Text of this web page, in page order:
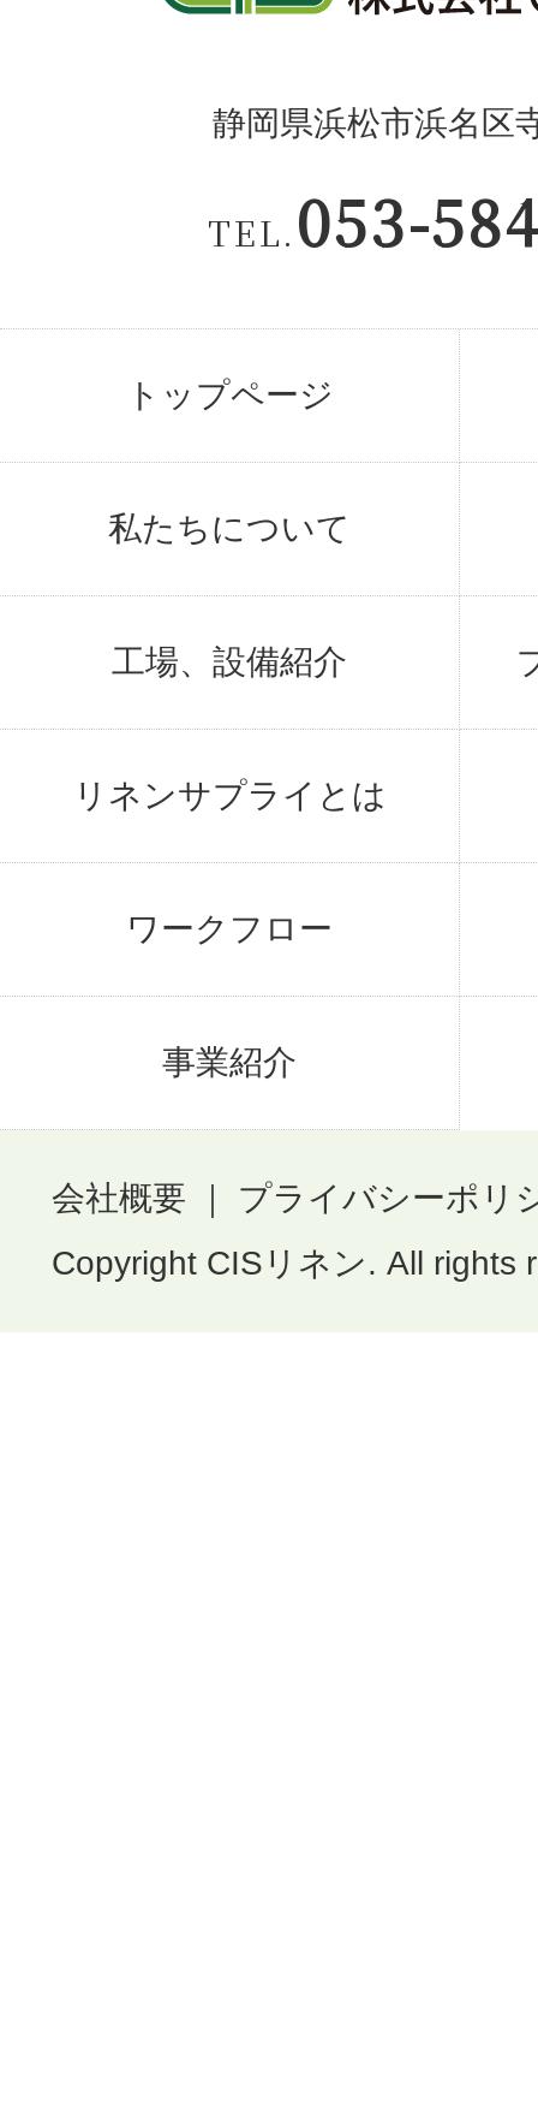
静岡県浜松市浜名区
TEL. 053-
トップページ
私たちについて
工場、設備紹介
リネンサプライとは
ワークフロー
事業紹介
会社概要
プライバシーポリ
Copyright CISリネン. All rights